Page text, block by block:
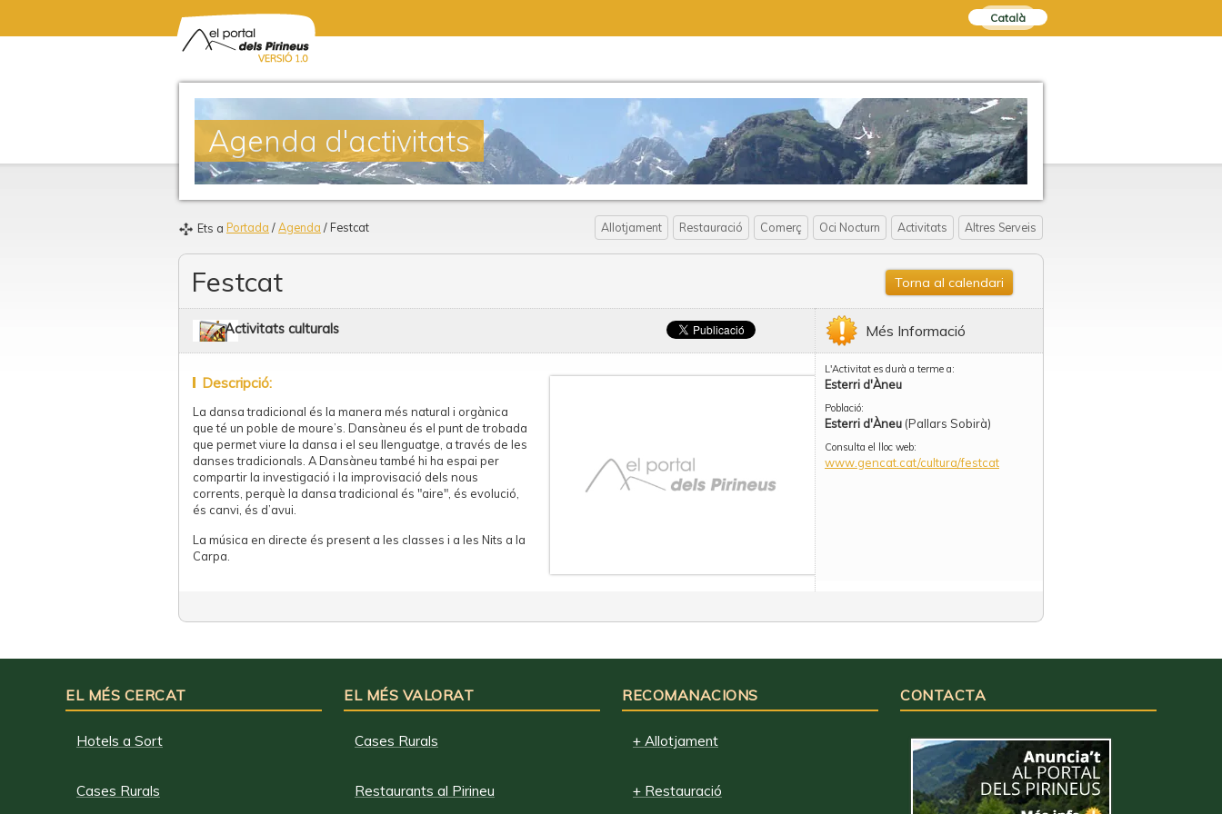
Català
Agenda d'activitats
Ets a Portada / Agenda / Festcat Allotjament Restauració Comerç Oci Nocturn Activitats Altres Serveis
Festcat Torna al calendari
Activitats culturals
Descripció:
La dansa tradicional és la manera més natural i orgànica
que té un poble de moure’s. Dansàneu és el punt de trobada
que permet viure la dansa i el seu llenguatge, a través de les
danses tradicionals. A Dansàneu també hi ha espai per
compartir la investigació i la improvisació dels nous
corrents, perquè la dansa tradicional és "aire", és evolució,
és canvi, és d’avui.
La música en directe és present a les classes i a les Nits a la
Carpa.
Més Informació
L'Activitat es durà a terme a:
Esterri d'Àneu
Població:
Esterri d'Àneu (Pallars Sobirà)
Consulta el lloc web:
www.gencat.cat/cultura/festcat
EL MÉS CERCAT
Hotels a Sort
Cases Rurals
EL MÉS VALORAT
Cases Rurals
Restaurants al Pirineu
RECOMANACIONS
+ Allotjament
+ Restauració
CONTACTA